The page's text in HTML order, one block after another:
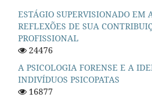
ESTÁGIO SUPERVISIONADO EM
REFLEXÕES DE SUA
PROFISSIONAL
24476
A PSICOLOGIA FORENSE E A
INDIVÍDUOS PSICOPATAS
16877